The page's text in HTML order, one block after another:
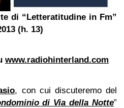
di “Letteratitudine in Fm”
(h. 13)
www.radiohinterland.com
, con cui discuteremo del
di Via della Notte”